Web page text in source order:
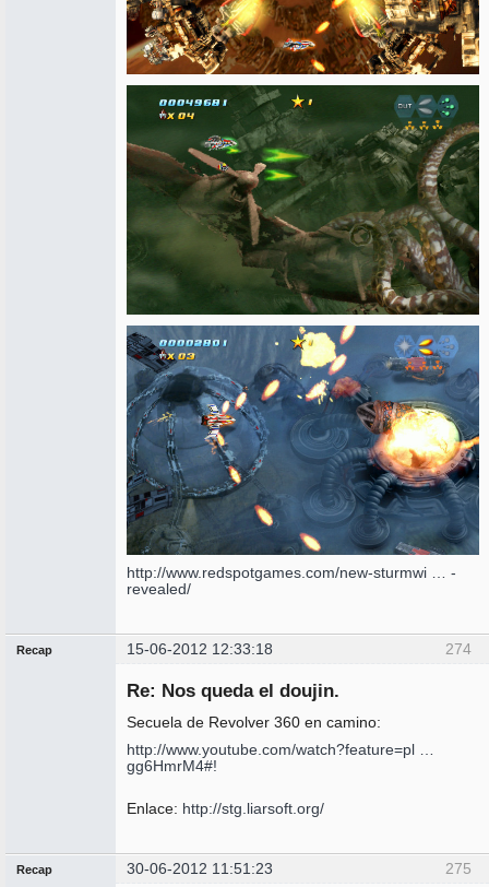
http://www.redspotgames.com/new-sturmwi … -
revealed/
274
Recap 15-06-2012 12:33:18
Re: Nos queda el doujin.
Secuela de Revolver 360 en camino:
http://www.youtube.com/watch?feature=pl …
gg6HmrM4#!
Enlace: http://stg.liarsoft.org/
275
Recap 30-06-2012 11:51:23